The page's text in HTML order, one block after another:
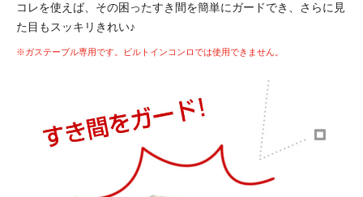
コレを使えば、その困ったすき間を簡単にガードでき、さらに見
た目もスッキリきれい♪
※ガステーブル専用です。ビルトインコンロでは使用できません。